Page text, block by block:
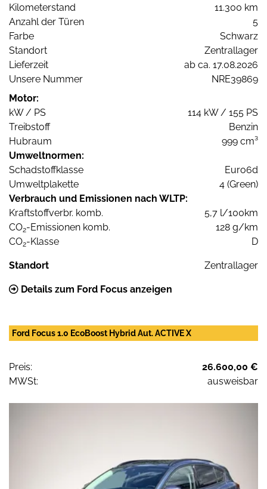
Kilometerstand
11.300 km
Anzahl der Türen
5
Farbe
Schwarz
Standort
Zentrallager
Lieferzeit
ab ca. 17.08.2026
Unsere Nummer
NRE39869
Motor:
kW / PS
114 kW / 155 PS
Treibstoff
Benzin
Hubraum
999 cm³
Umweltnormen:
Schadstoffklasse
Euro6d
Umweltplakette
4 (Green)
Verbrauch und Emissionen nach WLTP:
Kraftstoffverbr. komb.
5,7 l/100km
CO2-Emissionen komb.
128 g/km
CO2-Klasse D
Standort Zentrallager
Details zum Ford Focus anzeigen
Ford Focus 1.0 EcoBoost Hybrid Aut. ACTIVE X
Preis:
26.600,00 €
MWSt:
ausweisbar